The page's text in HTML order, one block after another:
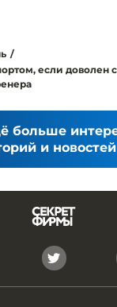
/
если доволен
больше
и